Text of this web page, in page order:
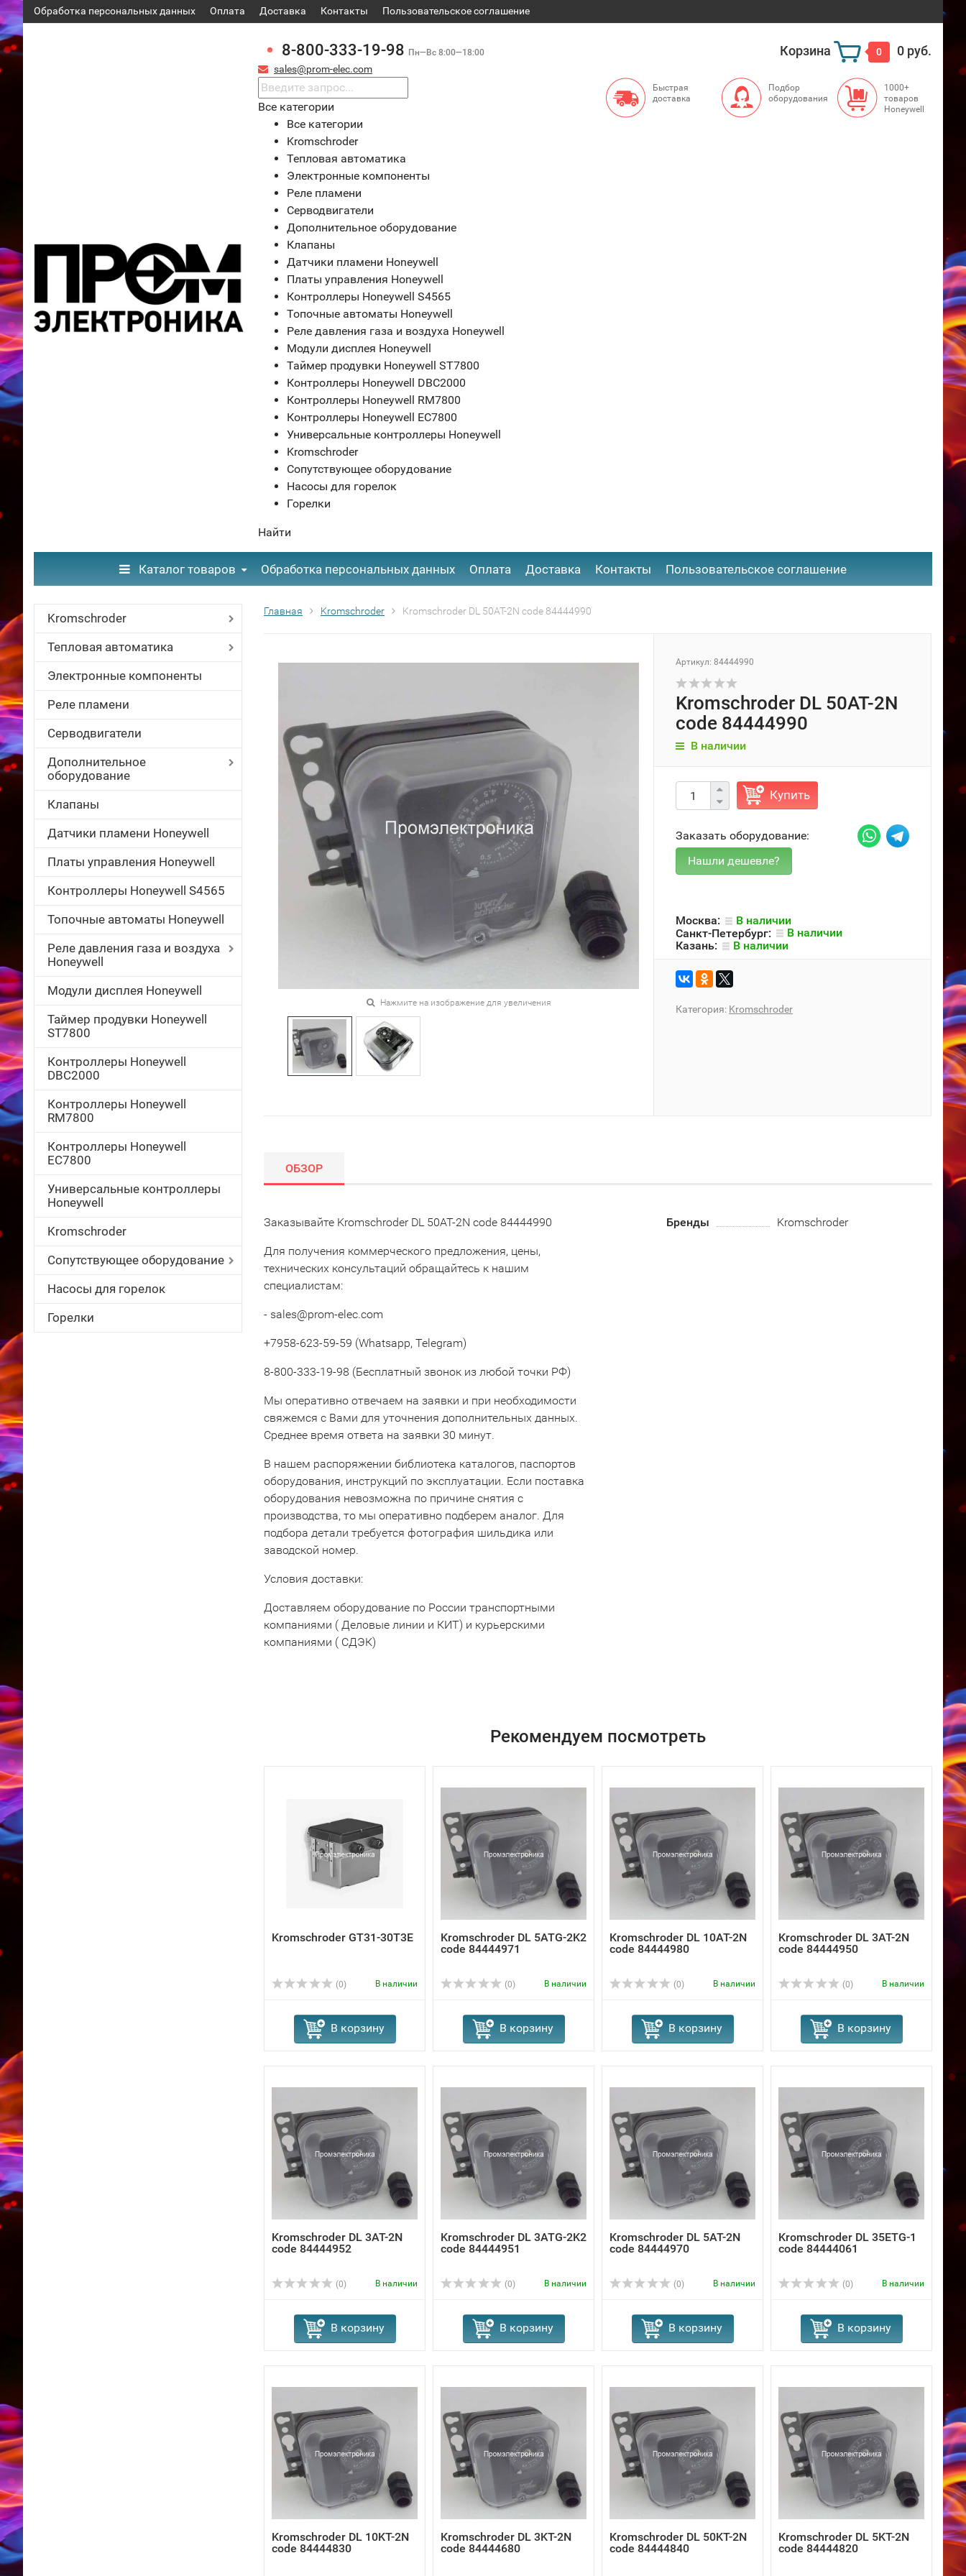
Обработка персональных данных Оплата Доставка Контакты ​Пользовательское соглашение
8-800-333-19-98 Пн—Вс 8:00—18:00
sales@prom-elec.com
Корзина 0 0 руб.
Все категории
Все категории
Kromschroder
Тепловая автоматика
Электронные компоненты
Реле пламени
Серводвигатели
Дополнительное оборудование
Клапаны
Датчики пламени Honeywell
Платы управления Honeywell
Контроллеры Honeywell S4565
Топочные автоматы Honeywell
Реле давления газа и воздуха Honeywell
Модули дисплея Honeywell
Таймер продувки Honeywell ST7800
Контроллеры Honeywell DBC2000
Контроллеры Honeywell RM7800
Контроллеры Honeywell EC7800
Универсальные контроллеры Honeywell
Kromschroder
Сопутствующее оборудование
Насосы для горелок
Горелки
Найти
Быстрая
доставка
Подбор
оборудования
1000+
товаров
Honeywell
Каталог товаров Обработка персональных данных Оплата Доставка Контакты ​Пользовательское соглашение
Kromschroder
Тепловая автоматика
Электронные компоненты
Реле пламени
Серводвигатели
Дополнительное
оборудование
Клапаны
Датчики пламени Honeywell
Платы управления Honeywell
Контроллеры Honeywell S4565
Топочные автоматы Honeywell
Реле давления газа и воздуха
Honeywell
Модули дисплея Honeywell
Таймер продувки Honeywell
ST7800
Контроллеры Honeywell
DBC2000
Контроллеры Honeywell
RM7800
Контроллеры Honeywell
EC7800
Универсальные контроллеры
Honeywell
Kromschroder
Сопутствующее оборудование
Насосы для горелок
Горелки
Главная Kromschroder Kromschroder DL 50AT-2N code 84444990
Нажмите на изображение для увеличения
Артикул: 84444990
Kromschroder DL 50AT-2N
code 84444990
В наличии
Купить
Заказать оборудование:
Москва:
В наличии
Санкт-Петербург:
В наличии
Казань:
В наличии
Категория: Kromschroder
ОБЗОР
Заказывайте Kromschroder DL 50AT-2N code 84444990
Для получения коммерческого предложения, цены,
технических консультаций обращайтесь к нашим
специалистам:
- sales@prom-elec.com
+7958-623-59-59 (Whatsapp, Telegram)
8-800-333-19-98 (Бесплатный звонок из любой точки РФ)
Мы оперативно отвечаем на заявки и при необходимости
свяжемся с Вами для уточнения дополнительных данных.
Среднее время ответа на заявки 30 минут.
В нашем распоряжении библиотека каталогов, паспортов
оборудования, инструкций по эксплуатации. Если поставка
оборудования невозможна по причине снятия с
производства, то мы оперативно подберем аналог. Для
подбора детали требуется фотография шильдика или
заводской номер.
Условия доставки:
Доставляем оборудование по России транспортными
компаниями ( Деловые линии и КИТ) и курьерскими
компаниями ( СДЭК)
Бренды Kromschroder
Рекомендуем посмотреть
Kromschroder GT31-30T3E
(0) В наличии
В корзину
Kromschroder DL 5ATG-2K2
code 84444971
(0) В наличии
В корзину
Kromschroder DL 10AT-2N
code 84444980
(0) В наличии
В корзину
Kromschroder DL 3AT-2N
code 84444950
(0) В наличии
В корзину
Kromschroder DL 3AT-2N
code 84444952
(0) В наличии
В корзину
Kromschroder DL 3ATG-2K2
code 84444951
(0) В наличии
В корзину
Kromschroder DL 5AT-2N
code 84444970
(0) В наличии
В корзину
Kromschroder DL 35ETG-1
code 84444061
(0) В наличии
В корзину
Kromschroder DL 10KT-2N
code 84444830
Kromschroder DL 3KT-2N
code 84444680
Kromschroder DL 50KT-2N
code 84444840
Kromschroder DL 5KT-2N
code 84444820